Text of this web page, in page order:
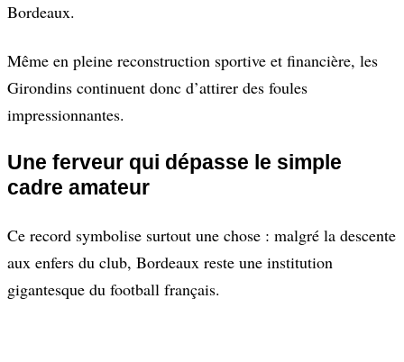
Bordeaux.
Même en pleine reconstruction sportive et financière, les
Girondins continuent donc d’attirer des foules
impressionnantes.
Une ferveur qui dépasse le simple
cadre amateur
Ce record symbolise surtout une chose : malgré la descente
aux enfers du club, Bordeaux reste une institution
gigantesque du football français.